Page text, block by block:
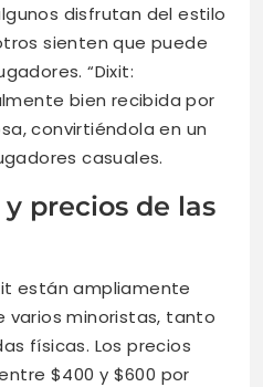
disfrutan del estilo
sienten que puede
“Dixit:
bien recibida por
convirtiéndola en un
casuales.
precios de las
están ampliamente
varios minoristas, tanto
físicas. Los precios
$400 y $600 por